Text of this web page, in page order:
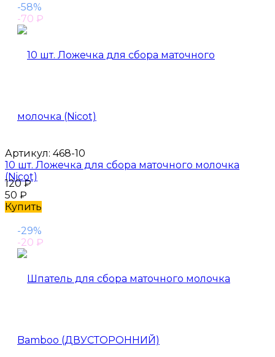
-58%
-70 ₽
Артикул: 468-10
10 шт. Ложечка для сбора маточного молочка
(Nicot)
120₽
50 ₽
Купить
-29%
-20 ₽